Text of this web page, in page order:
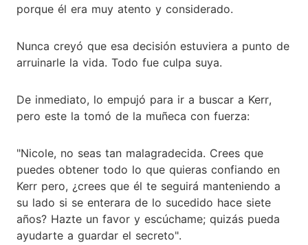
porque él era muy atento y considerado.
Nunca creyó que esa decisión estuviera a punto de
arruinarle la vida. Todo fue culpa suya.
De inmediato, lo empujó para ir a buscar a Kerr,
pero este la tomó de la muñeca con fuerza:
"Nicole, no seas tan malagradecida. Crees que
puedes obtener todo lo que quieras confiando en
Kerr pero, ¿crees que él te seguirá manteniendo a
su lado si se enterara de lo sucedido hace siete
años? Hazte un favor y escúchame; quizás pueda
ayudarte a guardar el secreto".